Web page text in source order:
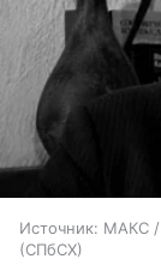
Источник: МАКС /
(СПбСХ)